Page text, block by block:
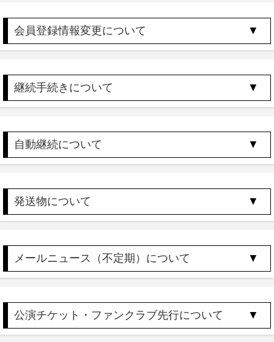
会員登録情報変更について
継続手続きについて
自動継続について
発送物について
メールニュース（不定期）について
公演チケット・ファンクラブ先行について